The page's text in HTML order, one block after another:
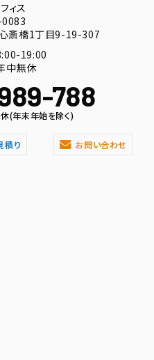
ィス
斎橋1丁目9-19-307
19:00
中無休
788
(年末年始を除く)
積り お問い合わせ